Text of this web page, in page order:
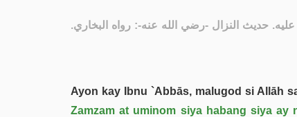
حديث النزال -رضي الله عنه-: رواه البخاري.
Ayon kay Ibnu `Abbās, malugod si Allāh
Zamzam at uminom siya habang siya ay